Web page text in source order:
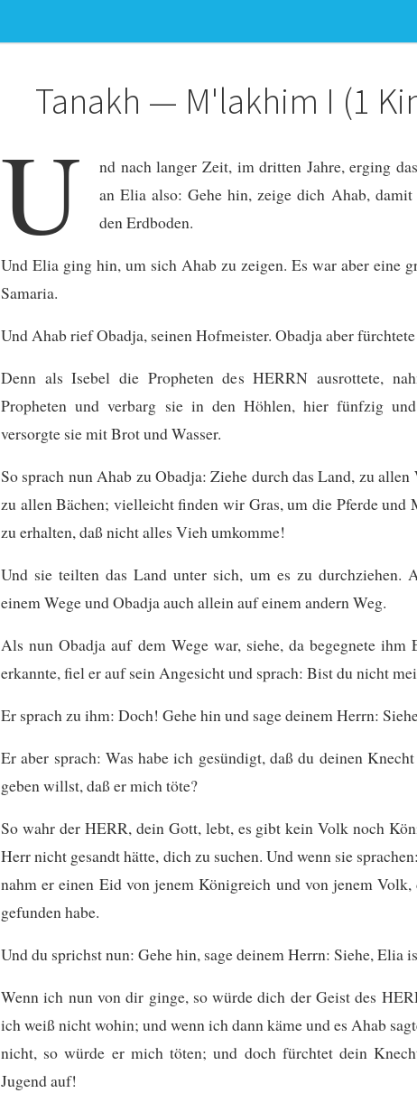
Tanakh — M'lakhim I (1
U
nd nach langer Zeit, im dritten Jahre, erging
an Elia also: Gehe hin, zeige dich Ahab,
den Erdboden.
Und Elia ging hin, um sich Ahab zu zeigen. Es war aber eine
Samaria.
Und Ahab rief Obadja, seinen Hofmeister. Obadja aber
Denn als Isebel die Propheten des HERRN ausrottete,
Propheten und verbarg sie in den Höhlen, hier fünfzig
versorgte sie mit Brot und Wasser.
So sprach nun Ahab zu Obadja: Ziehe durch das Land, zu allen
zu allen Bächen; vielleicht finden wir Gras, um die Pferde und
zu erhalten, daß nicht alles Vieh umkomme!
Und sie teilten das Land unter sich, um es zu durchziehen.
einem Wege und Obadja auch allein auf einem andern Weg.
Als nun Obadja auf dem Wege war, siehe, da begegnete
erkannte, fiel er auf sein Angesicht und sprach: Bist du nicht
Er sprach zu ihm: Doch! Gehe hin und sage deinem Herrn:
Er aber sprach: Was habe ich gesündigt, daß du deinen
geben willst, daß er mich töte?
So wahr der HERR, dein Gott, lebt, es gibt kein Volk noch
Herr nicht gesandt hätte, dich zu suchen. Und wenn sie
nahm er einen Eid von jenem Königreich und von jenem
gefunden habe.
Und du sprichst nun: Gehe hin, sage deinem Herrn: Siehe, Elia
Wenn ich nun von dir ginge, so würde dich der Geist des
ich weiß nicht wohin; und wenn ich dann käme und es Ahab
nicht, so würde er mich töten; und doch fürchtet dein
Jugend auf!